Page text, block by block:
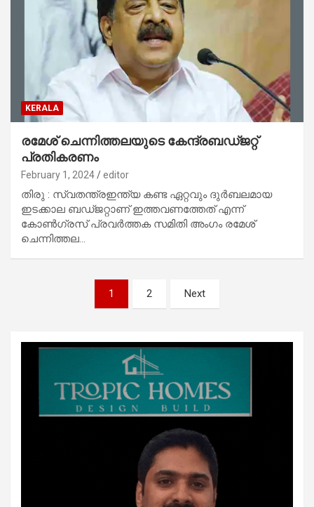
KERALA
രമേശ് ചെന്നിത്തലയുടെ കേന്ദ്രബഡ്ജറ്റ്
പ്രതികരണം
February 1, 2024 editor
തിരു : സ്വതന്ത്രഇന്ത്യ കണ്ട ഏറ്റവും ദുർബലമായ
ഇടക്കാല ബഡ്ജറ്റാണ് ഇത്തവണത്തേത് എന്ന്
കോൺഗ്രസ് പ്രവർത്തക സമിതി അംഗം രമേശ്
ചെന്നിത്തല…
1 2 Next